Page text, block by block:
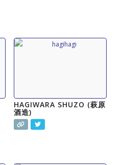
HAGIWARA SHUZO (萩原
酒造)